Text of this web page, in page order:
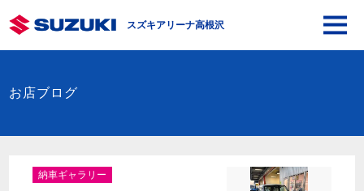
スズキアリーナ高根沢
お店ブログ
納車ギャラリー